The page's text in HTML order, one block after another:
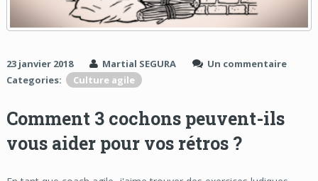
23 janvier 2018 Martial SEGURA
Un commentaire
Categories:
Culture agile
Comment 3 cochons peuvent-ils
vous aider pour vos rétros ?